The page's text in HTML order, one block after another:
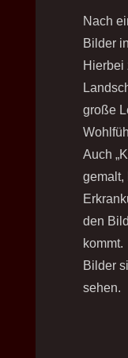
Nach
Bilder
Hierbei
große
Auch
gemalt,
den
kommt.
Bilder
sehen.